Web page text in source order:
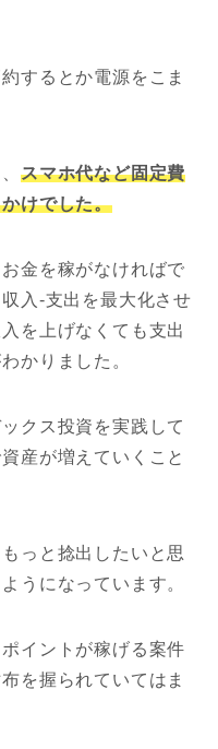
するとか電源をこま
スマホ代など固定費
けでした。
金を稼がなければで
入-支出を最大化させ
を上げなくても支出
かりました。
クス投資を実践して
産が増えていくこと
っと捻出したいと思
うになっています。
イントが稼げる案件
を握られていてはま